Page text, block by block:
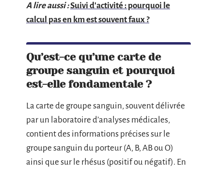
A lire aussi :Suivi d'activité : pourquoi le
calcul pas en km est souvent faux ?
Qu’est-ce qu’une carte de
groupe sanguin et pourquoi
est-elle fondamentale ?
La carte de groupe sanguin, souvent délivrée
par un laboratoire d’analyses médicales,
contient des informations précises sur le
groupe sanguin du porteur (A, B, AB ou O)
ainsi que sur le rhésus (positif ou négatif). En